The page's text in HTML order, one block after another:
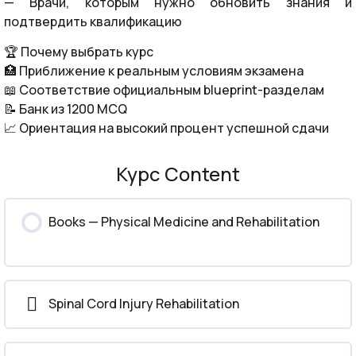
подтвердить квалификацию
🏆 Почему выбрать курс
🏥 Приближение к реальным условиям экзамена
📖 Соответствие официальным blueprint-разделам
📝 Банк из 1200 MCQ
📈 Ориентация на высокий процент успешной сдачи
Курс Content
Books — Physical Medicine and Rehabilitation
Spinal Cord Injury Rehabilitation